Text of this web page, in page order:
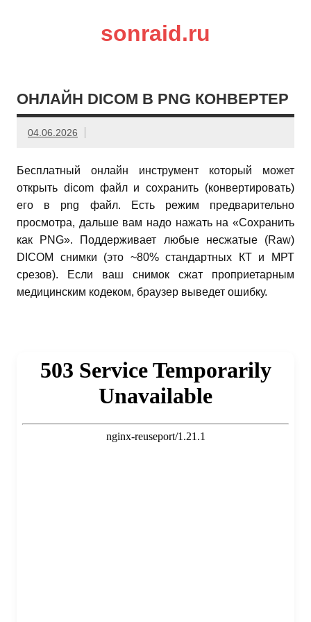
sonraid.ru
ОНЛАЙН DICOM В PNG КОНВЕРТЕР
04.06.2026
Бесплатный онлайн инструмент который может
открыть dicom файл и сохранить (конвертировать)
его в png файл. Есть режим предварительно
просмотра, дальше вам надо нажать на «Сохранить
как PNG». Поддерживает любые несжатые (Raw)
DICOM снимки (это ~80% стандартных КТ и МРТ
срезов). Если ваш снимок сжат проприетарным
медицинским кодеком, браузер выведет ошибку.